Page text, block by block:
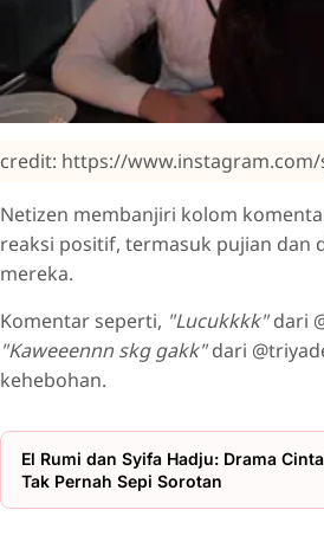
credit: https://
Netizen membanjiri kolom
reaksi positif, termasuk pujian dan
mereka.
Komentar seperti, "Lucukkkk"dari
"Kaweeennn skg gakk"dari
kehebohan.
El Rumi dan Syifa Hadju: Drama
Tak Pernah Sepi Sorotan